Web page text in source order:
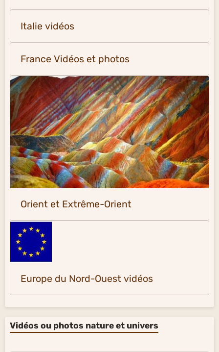
Italie vidéos
France Vidéos et photos
Orient et Extrême-Orient
Europe du Nord-Ouest vidéos
Vidéos ou photos nature et univers